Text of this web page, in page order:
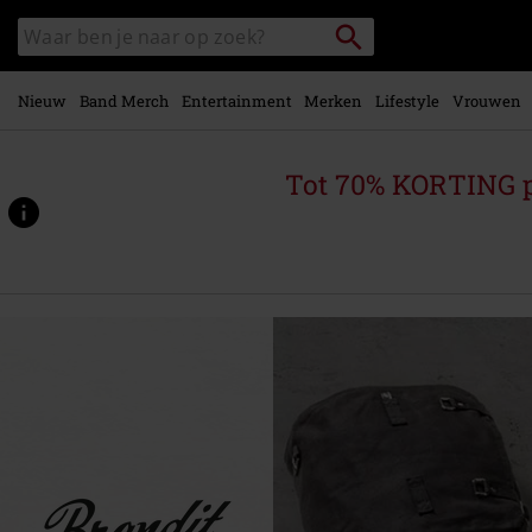
naar
hoofdinhoud
Zoek
in
catalogus
Packstation
zoeken
Nieuw Band Merch Entertainment Merken Lifestyle Vrouwen
Tot 70% KORTING